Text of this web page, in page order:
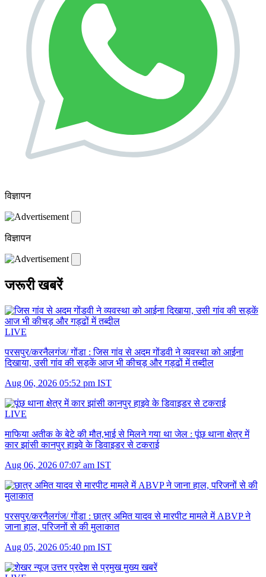
विज्ञापन
विज्ञापन
जरूरी खबरें
LIVE
परसपुर/करनैलगंज/ गोंडा : जिस गांव से अदम गोंडवी ने व्यवस्था को आईना
दिखाया, उसी गांव की सड़कें आज भी कीचड़ और गड्ढों में तब्दील
Aug 06, 2026 05:52 pm IST
LIVE
माफिया अतीक के बेटे की मौत,भाई से मिलने गया था जेल : पूंछ थाना क्षेत्र में
कार झांसी कानपुर हाइवे के डिवाइडर से टकराई
Aug 06, 2026 07:07 am IST
परसपुर/करनैलगंज/ गोंडा : छात्र अमित यादव से मारपीट मामले में ABVP ने
जाना हाल, परिजनों से की मुलाकात
Aug 05, 2026 05:40 pm IST